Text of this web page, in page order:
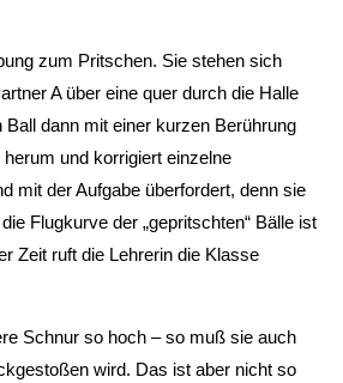
zum Pritschen. Sie stehen sich
A über eine quer durch die Halle
dann mit einer kurzen Berührung
und korrigiert einzelne
mit der Aufgabe überfordert, denn sie
Flugkurve der „gepritschten“ Bälle ist
Zeit ruft die Lehrerin die Klasse
Schnur so hoch – so muß sie auch
wird. Das ist aber nicht so